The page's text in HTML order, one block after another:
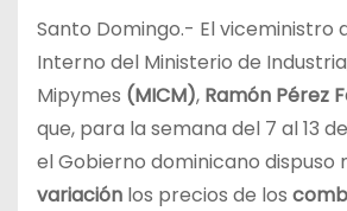
Santo Domingo.- El viceministro
Interno del Ministerio de
Mipymes (MICM), Ramón Pérez
que, para la semana del 7 al 13
el Gobierno dominicano dispuso
variación los precios de los